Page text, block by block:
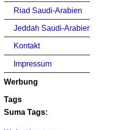
Riad Saudi-Arabien
Jeddah Saudi-Arabien
Kontakt
Impressum
Werbung
Tags
Suma Tags: